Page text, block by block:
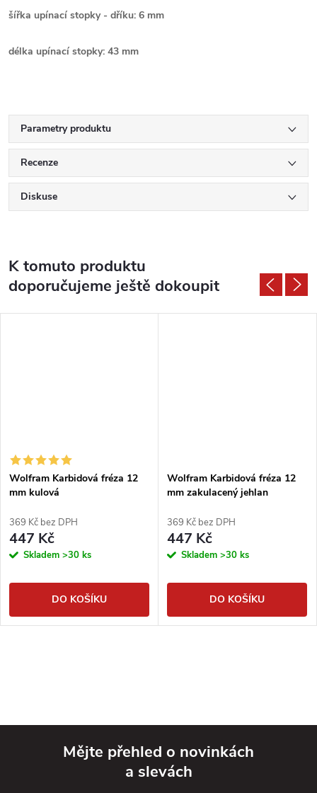
šířka upínací stopky - dříku: 6 mm
délka upínací stopky: 43 mm
Parametry produktu
Recenze
Diskuse
K tomuto produktu
doporučujeme ještě dokoupit
Wolfram Karbidová fréza 12
mm kulová
369 Kč bez DPH
447 Kč
Skladem >30 ks
DO KOŠÍKU
Wolfram Karbidová fréza 12
mm zakulacený jehlan
369 Kč bez DPH
447 Kč
Skladem >30 ks
DO KOŠÍKU
Mějte přehled o novinkách
a slevách